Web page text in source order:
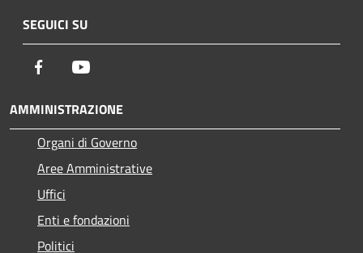
SEGUICI SU
Facebook
AMMINISTRAZIONE
Organi di Governo
Aree Amministrative
Uffici
Enti e fondazioni
Politici